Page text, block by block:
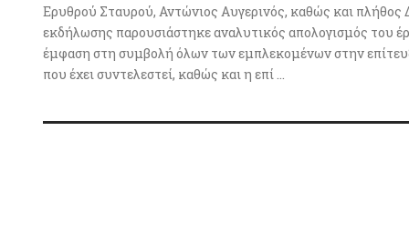
Ερυθρού Σταυρού, Αντώνιος Αυγερινός, καθώς και
εκδήλωσης παρουσιάστηκε αναλυτικός απολογισμός του
έμφαση στη συμβολή όλων των εμπλεκομένων στην
που έχει συντελεστεί, καθώς και η επί ...